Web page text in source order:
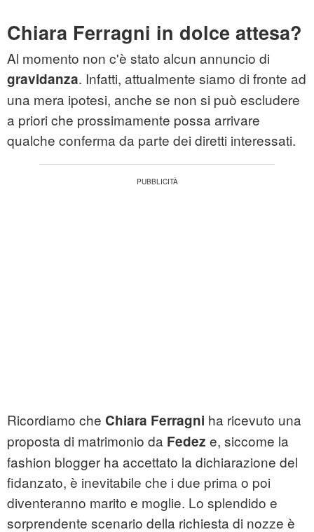
Chiara Ferragni in dolce attesa?
Al momento non c'è stato alcun annuncio di
gravidanza. Infatti, attualmente siamo di fronte ad
una mera ipotesi, anche se non si può escludere
a priori che prossimamente possa arrivare
qualche conferma da parte dei diretti interessati.
Ricordiamo che Chiara Ferragni ha ricevuto una
proposta di matrimonio da Fedez e, siccome la
fashion blogger ha accettato la dichiarazione del
fidanzato, è inevitabile che i due prima o poi
diventeranno marito e moglie. Lo splendido e
sorprendente scenario della richiesta di nozze è